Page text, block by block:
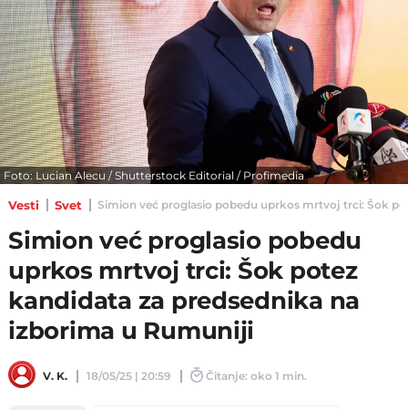
Foto: Lucian Alecu / Shutterstock Editorial / Profimedia
Vesti Svet Simion već proglasio pobedu uprkos mrtvoj trci: Šok
Simion već proglasio pobedu
uprkos mrtvoj trci: Šok potez
kandidata za predsednika na
izborima u Rumuniji
V. K. 18/05/25 | 20:59 Čitanje: oko 1 min.